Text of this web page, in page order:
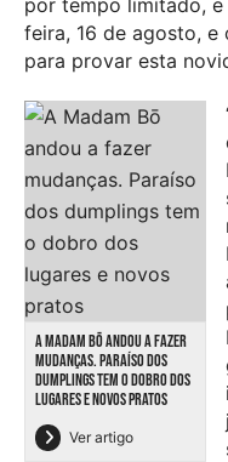
por tempo limitado,
feira, 16 de agosto,
para provar esta
A MADAM BŌ ANDOU A FAZER
MUDANÇAS. PARAÍSO DOS
DUMPLINGS TEM O DOBRO DOS
LUGARES E NOVOS PRATOS
Ver artigo